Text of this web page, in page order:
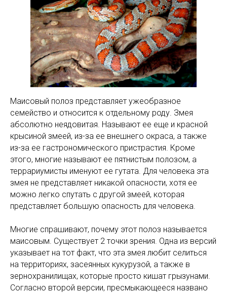
Маисовый полоз представляет ужеобразное
семейство и относится к отдельному роду. Змея
абсолютно неядовитая. Называют ее еще и красной
крысиной змеей, из-за ее внешнего окраса, а также
из-за ее гастрономического пристрастия. Кроме
этого, многие называют ее пятнистым полозом, а
террариумисты именуют ее гутата. Для человека эта
змея не представляет никакой опасности, хотя ее
можно легко спутать с другой змеей, которая
представляет большую опасность для человека.
Многие спрашивают, почему этот полоз называется
маисовым. Существует 2 точки зрения. Одна из версий
указывает на тот факт, что эта змея любит селиться
на территориях, засеянных кукурузой, а также в
зернохранилищах, которые просто кишат грызунами.
Согласно второй версии, пресмыкающееся названо